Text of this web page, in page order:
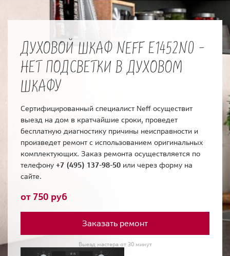
ДУХОВОЙ ШКАФ NEFF E1452N0 -
НЕТ ПОДСВЕТКИ В ДУХОВОМ
ШКАФУ
Сертифицированный специалист Neff осуществит
выезд на дом в кратчайшие сроки, проведет
бесплатную диагностику причины неисправности и
произведет ремонт с использованием оригинальных
комплектующих. Заказ ремонта осуществляется по
телефону +7 (495) 137-98-50 или через форму на
сайте.
от 750 руб
Заказать ремонт
Выезд мастера от 30 минут